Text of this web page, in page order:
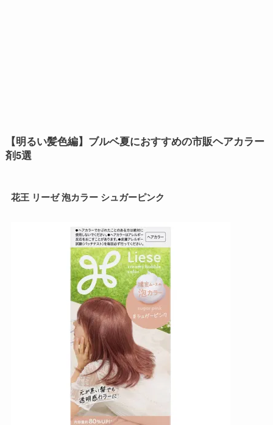
【明るい髪色編】ブルベ夏におすすめの市販ヘアカラー
剤5選
花王 リーゼ 泡カラー シュガーピンク